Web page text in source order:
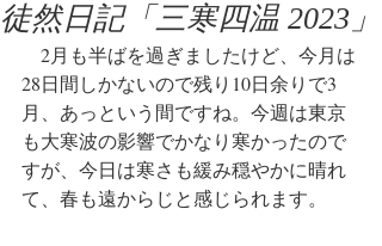
徒然日記「三寒四温 2023」
2月も半ばを過ぎましたけど、今月は
28日間しかないので残り10日余りで3
月、あっという間ですね。今週は東京
も大寒波の影響でかなり寒かったので
すが、今日は寒さも緩み穏やかに晴れ
て、春も遠からじと感じられます。